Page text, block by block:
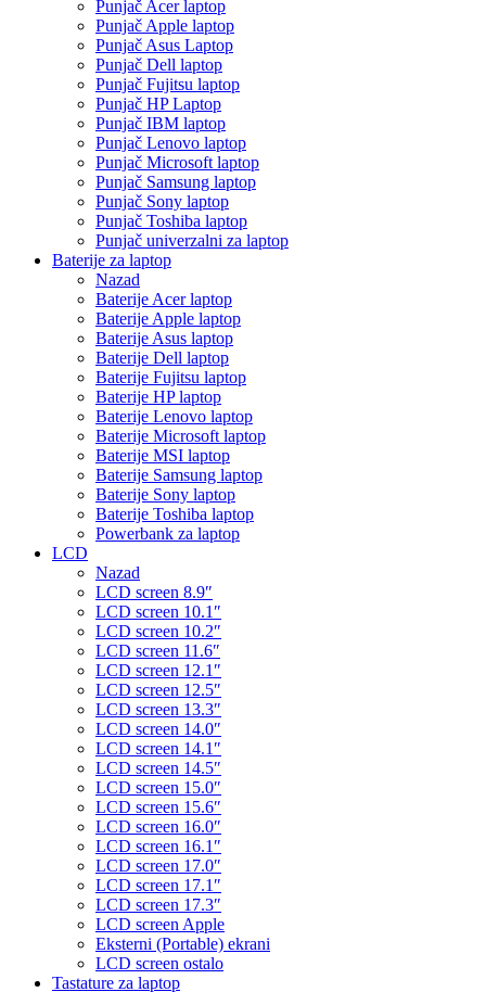
Punjač Acer laptop
Punjač Apple laptop
Punjač Asus Laptop
Punjač Dell laptop
Punjač Fujitsu laptop
Punjač HP Laptop
Punjač IBM laptop
Punjač Lenovo laptop
Punjač Microsoft laptop
Punjač Samsung laptop
Punjač Sony laptop
Punjač Toshiba laptop
Punjač univerzalni za laptop
Baterije za laptop
Nazad
Baterije Acer laptop
Baterije Apple laptop
Baterije Asus laptop
Baterije Dell laptop
Baterije Fujitsu laptop
Baterije HP laptop
Baterije Lenovo laptop
Baterije Microsoft laptop
Baterije MSI laptop
Baterije Samsung laptop
Baterije Sony laptop
Baterije Toshiba laptop
Powerbank za laptop
LCD
Nazad
LCD screen 8.9″
LCD screen 10.1″
LCD screen 10.2″
LCD screen 11.6″
LCD screen 12.1″
LCD screen 12.5″
LCD screen 13.3″
LCD screen 14.0″
LCD screen 14.1″
LCD screen 14.5″
LCD screen 15.0″
LCD screen 15.6″
LCD screen 16.0″
LCD screen 16.1″
LCD screen 17.0″
LCD screen 17.1″
LCD screen 17.3″
LCD screen Apple
Eksterni (Portable) ekrani
LCD screen ostalo
Tastature za laptop